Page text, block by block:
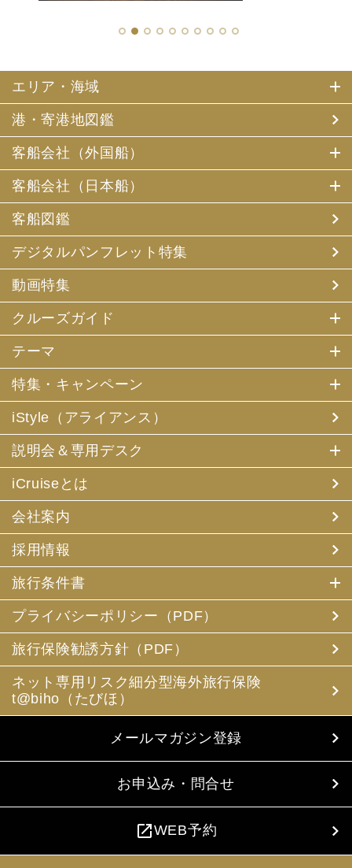
1 2 3 4 5 6 7 8 9 10
エリア・海域
港・寄港地図鑑
客船会社（外国船）
客船会社（日本船）
客船図鑑
デジタルパンフレット特集
動画特集
クルーズガイド
テーマ
特集・キャンペーン
iStyle（アライアンス）
説明会＆専用デスク
iCruiseとは
会社案内
採用情報
旅行条件書
プライバシーポリシー（PDF）
旅行保険勧誘方針（PDF）
ネット専用リスク細分型海外旅行保険
t@biho（たびほ）
メールマガジン登録
お申込み・問合せ
open_in_newWEB予約